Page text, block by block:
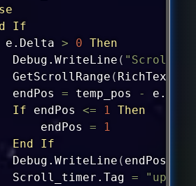
If
e.Delta > 0 Then
Debug .WriteLine ( "Scrolled
GetScrollRange
(
endPos
= temp_pos -
If endPos <= 1
Then
endPos
=
1
End
If
Debug .WriteLine ( endPos
Scroll_timer.Tag
=
"up"